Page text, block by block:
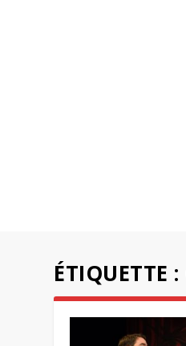
ÉTIQUETTE :